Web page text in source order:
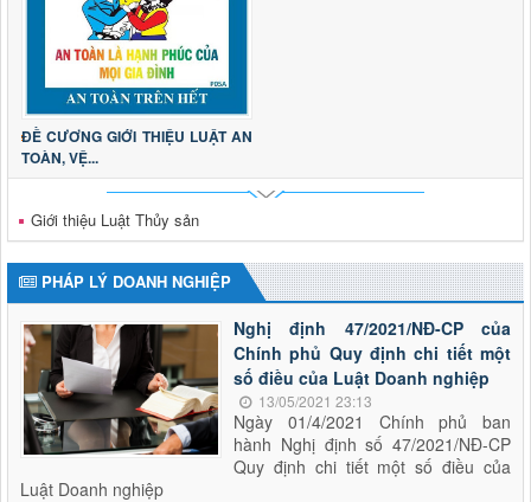
ĐỀ CƯƠNG GIỚI THIỆU LUẬT AN
TOÀN, VỆ...
Giới thiệu Luật Thủy sản
PHÁP LÝ DOANH NGHIỆP
Nghị định 47/2021/NĐ-CP của
Chính phủ Quy định chi tiết một
số điều của Luật Doanh nghiệp
13/05/2021 23:13
Ngày 01/4/2021 Chính phủ ban
hành Nghị định số 47/2021/NĐ-CP
Quy định chi tiết một số điều của
Luật Doanh nghiệp